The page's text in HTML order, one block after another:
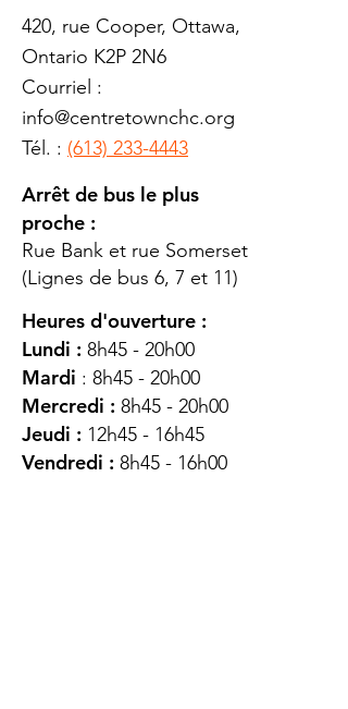
420, rue Cooper, Ottawa,
Ontario K2P 2N6
Courriel :
info@centretownchc.org
Tél. : (613) 233-4443
Arrêt de bus le plus
proche :
Rue Bank et rue Somerset
(Lignes de bus 6, 7 et 11)
Heures d'ouverture :
Lundi : 8h45 - 20h00
Mardi : 8h45 - 20h00
Mercredi : 8h45 - 20h00
Jeudi : 12h45 - 16h45
Vendredi : 8h45 - 16h00